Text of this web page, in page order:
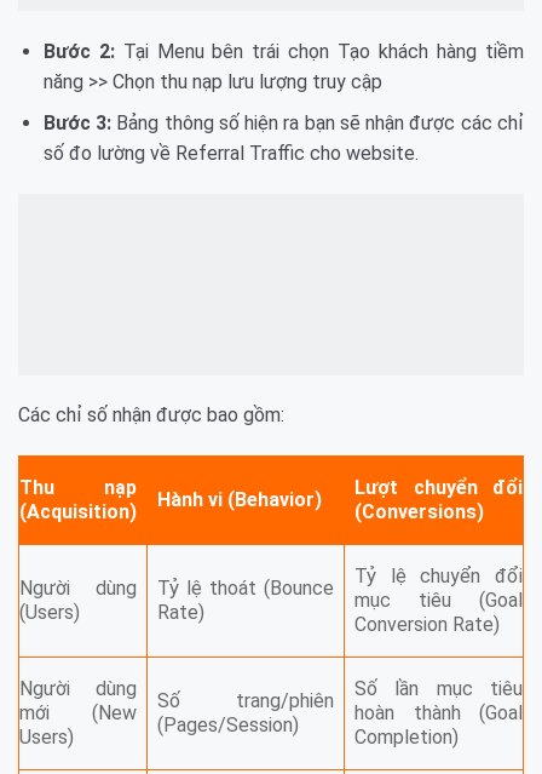
Bước 2:Tại Menu bên trái chọn Tạo khách hàng tiềm
năng >> Chọn thu nạp lưu lượng truy cập
Bước 3: Bảng thông số hiện ra bạn sẽ nhận được các chỉ
số đo lường về Referral Traffic cho website.
Các chỉ số nhận được bao gồm:
Thu nạp
(Acquisition)
Hành vi (Behavior)
Lượt chuyển đổi
(Conversions)
Người dùng
(Users)
Tỷ lệ thoát (Bounce
Rate)
Tỷ lệ chuyển đổi
mục tiêu (Goal
Conversion Rate)
Người dùng
mới (New
Users)
Số trang/phiên
(Pages/Session)
Số lần mục tiêu
hoàn thành (Goal
Completion)